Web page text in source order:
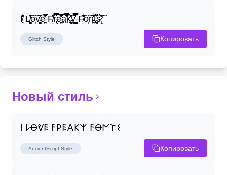
I̸̭̍̄̂̐̒̾̔ L̸̘̳̞̋̓̏̍͐͝ô̶̩͠v̴̳̔̈͛e̶̤̹̼̥͋͆̂̅͊̽͂ F̸̱̈̌͋̍̒̽r̶̢̅͒̿͒e̶̤̹̼̥͋͆̂̅͊̽͂a̶̛̜̥̜̣̔̓̉̿̌̃̀̅k̴͈͕̮͉̫̮̣̃̽̈́̔̎y̶̬͓͍͇̰͚͑̿̓͌ F̸̱̈̌͋̍̒̽ô̶̩͠n̵̫͖͛͗̓̏̌͋̏̔̋t̴̘̪̦͌́̍͝s̷̢̛̀̃̆́̽͘͠
Glitch Style Копировать
Новый стиль
𐌉 𐌋Ꝋᕓ𐌄 𐌅𐌓𐌄𐌀𐌊𐌙 𐌅Ꝋ𐌍𐌕𐌔
AncientScript Style Копировать